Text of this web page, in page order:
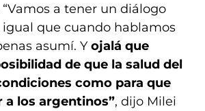
a tener un diálogo
que cuando hablamos
asumí. Yojalá que
de que la salud del
como para que
a los argentinos”, dijo Milei